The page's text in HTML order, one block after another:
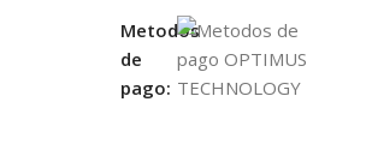
Metodos
de
pago: